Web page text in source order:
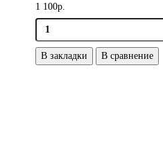
1 100р.
В закладки В сравнение